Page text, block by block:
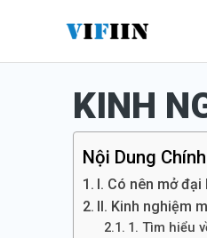
KINH
Nội Dung Chính
I. Có nên mở
II. Kinh nghiệm
1. Tìm hiểu